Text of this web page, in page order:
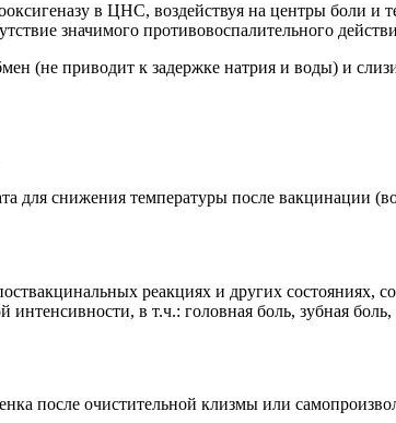
в ЦНС, воздействуя на центры боли и
значимого противовоспалительного
(не приводит к задержке натрия и воды) и
для снижения температуры после вакцинации
реакциях и других состояниях,
в т.ч.: головная боль, зубная
после очистительной клизмы или